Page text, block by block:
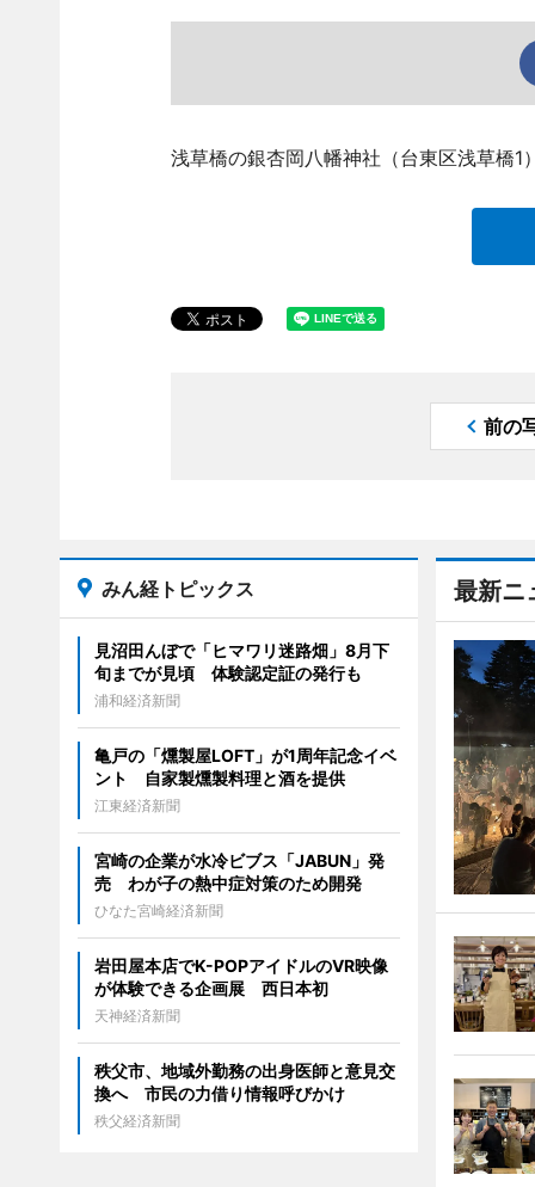
浅草橋の銀杏岡八幡神社（台東区浅草橋
前の
最新ニ
みん経トピックス
見沼田んぼで「ヒマワリ迷路畑」8月下
旬までが見頃 体験認定証の発行も
浦和経済新聞
亀戸の「燻製屋LOFT」が1周年記念イベ
ント 自家製燻製料理と酒を提供
江東経済新聞
宮崎の企業が水冷ビブス「JABUN」発
売 わが子の熱中症対策のため開発
ひなた宮崎経済新聞
岩田屋本店でK-POPアイドルのVR映像
が体験できる企画展 西日本初
天神経済新聞
秩父市、地域外勤務の出身医師と意見交
換へ 市民の力借り情報呼びかけ
秩父経済新聞